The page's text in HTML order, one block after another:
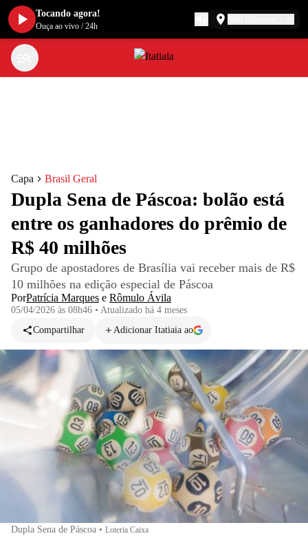
Capa Brasil Geral
Dupla Sena de Páscoa: bolão está
entre os ganhadores do prêmio de
R$ 40 milhões
Grupo de apostadores de Brasília vai receber mais de R$
10 milhões na edição especial de Páscoa
PorPatrícia Marques e Rômulo Ávila
05/04/2026 às 08h46 • Atualizado há 4 meses
Compartilhar
Adicionar Itatiaia ao
Dupla Sena de Páscoa • Loteria Caixa
Tocando agora!
Ouça ao vivo /24h